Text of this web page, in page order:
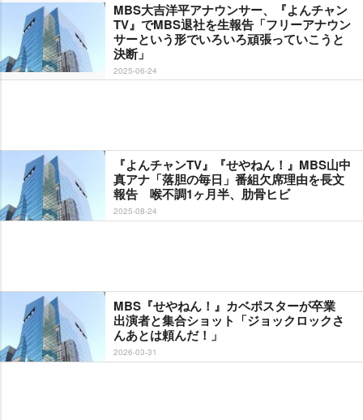
MBS大吉洋平アナウンサー、『よんチャン
TV』でMBS退社を生報告「フリーアナウン
サーという形でいろいろ頑張っていこうと
決断」
2025-06-24
『よんチャンTV』『せやねん！』MBS山中
真アナ「落胆の毎日」番組欠席理由を長文
報告 喉不調1ヶ月半、肋骨ヒビ
2025-08-24
MBS『せやねん！』カベポスターが卒業
出演者と集合ショット「ジョックロックさ
んあとは頼んだ！」
2026-03-31